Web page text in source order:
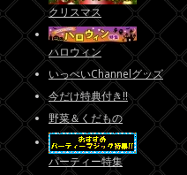
クリスマス
ハロウィン
いっぺいChannelグッズ
今だけ特典付き!!
野菜＆くだもの
パーティー特集